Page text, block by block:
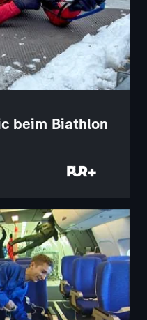
beim Biathlon